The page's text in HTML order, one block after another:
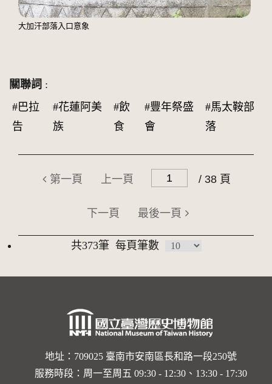
大加汗部落入口意象
關聯詞 :
#巴拉
告
#花蓮阿美
族
#飲
食
#豐年祭盛
會
#馬太鞍部
落
第一頁 上一頁 / 38 頁
下一頁 最後一頁
共373筆 每頁筆數
地址：709025 臺南市安南區長和路一段250號
服務時段：周一至周五 09:30 - 12:30、13:30 - 17:30